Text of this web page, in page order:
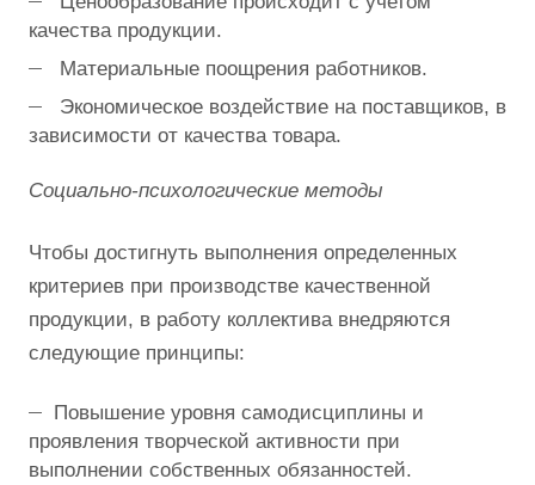
качества продукции.
Материальные поощрения работников.
Экономическое воздействие на поставщиков, в
зависимости от качества товара.
Социально-психологические методы
Чтобы достигнуть выполнения определенных
критериев при производстве качественной
продукции, в работу коллектива внедряются
следующие принципы:
Повышение уровня самодисциплины и
проявления творческой активности при
выполнении собственных обязанностей.